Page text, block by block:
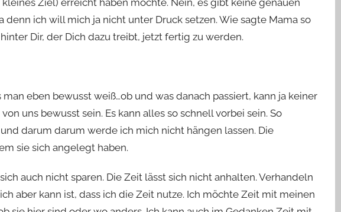
denn ich will mich ja nicht unter Druck setzen. Wie sagte Mama so
Dir, der Dich dazu treibt, jetzt fertig zu werden.
eben bewusst weiß…ob und was danach passiert, kann ja keiner
uns bewusst sein. Es kann alles so schnell vorbei sein. So
darum darum werde ich mich nicht hängen lassen. Die
sie sich angelegt haben.
auch nicht sparen. Die Zeit lässt sich nicht anhalten. Verhandeln
aber kann ist, dass ich die Zeit nutze. Ich möchte Zeit mit meinen